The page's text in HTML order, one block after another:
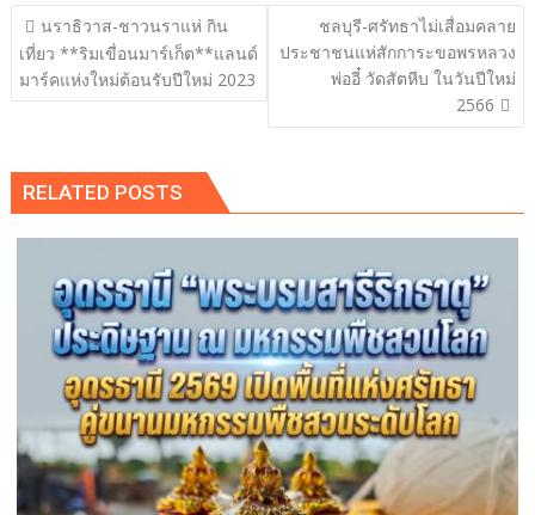
แนะแนว
เรื่อง
นราธิวาส-ชาวนราแห่ กิน
เที่ยว **ริมเขื่อนมาร์เก็ต**แลนด์
มาร์คแห่งใหม่ต้อนรับปีใหม่ 2023
ชลบุรี-ศรัทธาไม่เสื่อมคลาย
ประชาชนแห่สักการะขอพรหลวง
พ่ออี๋ วัดสัตหีบ ในวันปีใหม่
2566
RELATED POSTS